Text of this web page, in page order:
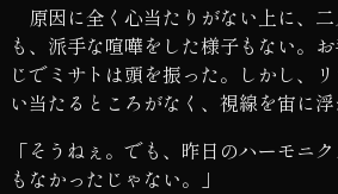
原因に全く心当たりがない上に、
も、派手な喧嘩をした様子もない。
じでミサトは頭を振った。しかし、
い当たるところがなく、視線を宙に浮
「そうねぇ。でも、昨日のハーモニ
もなかったじゃない。」